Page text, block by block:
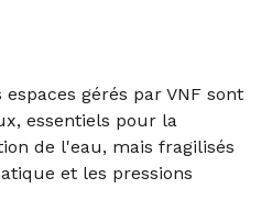
gérés par VNF sont
essentiels pour la
de l'eau, mais fragilisés
et les pressions